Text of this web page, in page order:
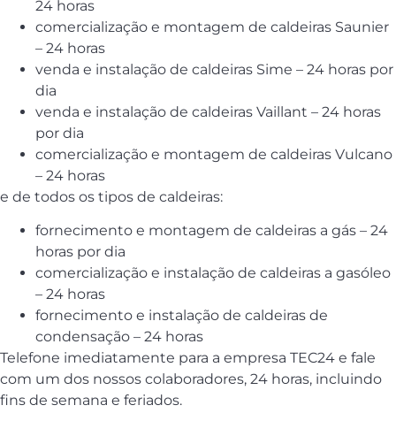
24 horas
comercialização e montagem de caldeiras Saunier
– 24 horas
venda e instalação de caldeiras Sime – 24 horas por
dia
venda e instalação de caldeiras Vaillant – 24 horas
por dia
comercialização e montagem de caldeiras Vulcano
– 24 horas
e de todos os tipos de caldeiras:
fornecimento e montagem de caldeiras a gás – 24
horas por dia
comercialização e instalação de caldeiras a gasóleo
– 24 horas
fornecimento e instalação de caldeiras de
condensação – 24 horas
Telefone imediatamente para a empresa TEC24 e fale
com um dos nossos colaboradores, 24 horas, incluindo
fins de semana e feriados.